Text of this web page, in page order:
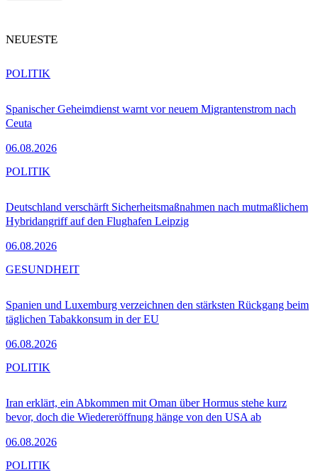
NEUESTE
Spanischer Geheimdienst warnt vor neuem Migrantenstrom nach
Ceuta
06.08.2026
POLITIK
Deutschland verschärft Sicherheitsmaßnahmen nach mutmaßlichem
Hybridangriff auf den Flughafen Leipzig
06.08.2026
POLITIK
Spanien und Luxemburg verzeichnen den stärksten Rückgang beim
täglichen Tabakkonsum in der EU
06.08.2026
GESUNDHEIT
Iran erklärt, ein Abkommen mit Oman über Hormus stehe kurz
bevor, doch die Wiedereröffnung hänge von den USA ab
06.08.2026
POLITIK
POLITIK